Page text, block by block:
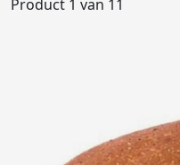
Product 1 van 11